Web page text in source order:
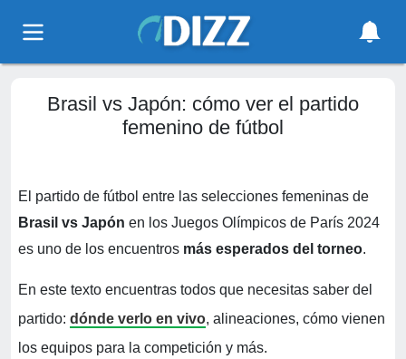
Brasil vs Japón: cómo ver el partido
femenino de fútbol
El partido de fútbol entre las selecciones femeninas de
Brasil vs Japón en los Juegos Olímpicos de París 2024
es uno de los encuentros más esperados del torneo.
En este texto encuentras todos que necesitas saber del
partido: dónde verlo en vivo, alineaciones, cómo vienen
los equipos para la competición y más.